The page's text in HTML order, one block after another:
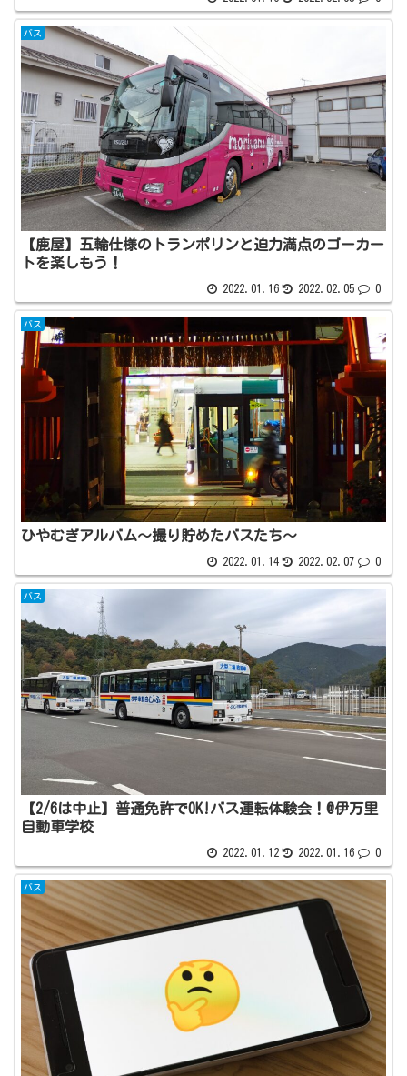
バス
【鹿屋】五輪仕様のトランポリンと迫力満点のゴーカー
トを楽しもう！
2022.01.16 2022.02.05 0
バス
ひやむぎアルバム〜撮り貯めたバスたち〜
2022.01.14 2022.02.07 0
バス
【2/6は中止】普通免許でOK!バス運転体験会！@伊万里
自動車学校
2022.01.12 2022.01.16 0
バス